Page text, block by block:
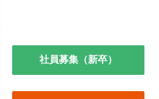
社員募集（新卒）